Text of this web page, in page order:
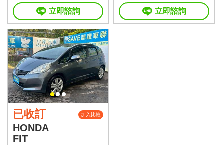
立即諮詢 立即諮詢
已收訂 加入比較
HONDA
FIT